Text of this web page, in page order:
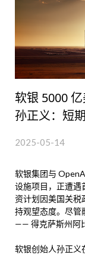
软银 5000
孙正义：短
2025-05-14
软银集团与
设施项目，正遭遇
资计划因美国关税
持观望态度。尽管
—— 得克萨斯州阿
软银创始人孙正义